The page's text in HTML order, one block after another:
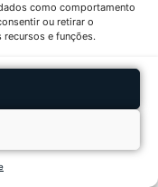
como comportamento
ou retirar o
e funções.
Altas E
Com